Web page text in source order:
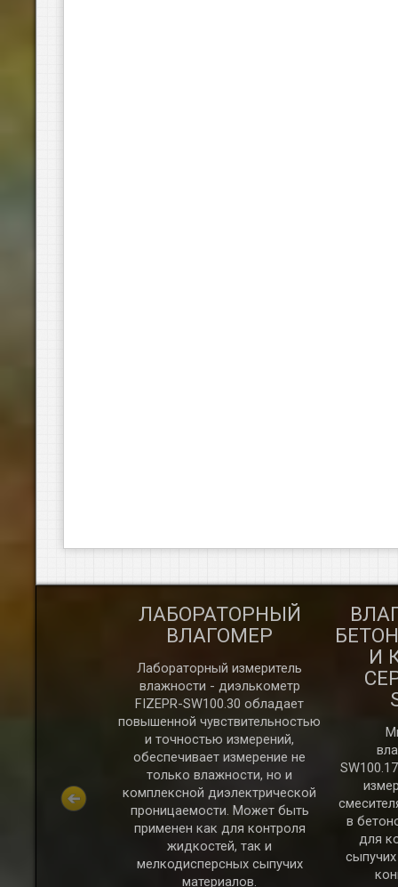
FIZEPR-
ЛАБОРАТОРНЫЙ
ВЛАГОМЕР
Лабораторный измеритель
влажности - диэлькометр
FIZEPR-SW100.30 обладает
повышенной чувствительностью
и точностью измерений,
обеспечивает измерение не
только влажности, но и
комплексной диэлектрической
проницаемости. Может быть
применен как для контроля
жидкостей, так и
мелкодисперсных сыпучих
материалов.
И
в
для